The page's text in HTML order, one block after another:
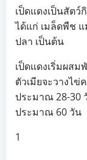
เป็ดแดงเป็นสัต
ได้แก่ เมล็ดพืช
ปลา เป็นต้น
เป็ดแดงเริ่มผส
ตัวเมียจะวางไข่
ประมาณ 28-30
ประมาณ 60 วัน
1